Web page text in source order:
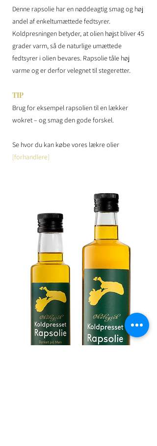
Denne rapsolie har en nøddeagtig smag og høj
andel af enkeltumættede fedtsyrer.
Koldpresningen betyder, at olien højst bliver 45
grader varm, så de naturlige umættede
fedtsyrer i olien bevares. Rapsolie tåle høj
varme og er derfor velegnet til stegeretter.
TIP
Brug for eksempel rapsolien til en lækker
wokret – og smag den gode forskel.
Se hvor du kan købe vores lækre olier
[forhandlere]